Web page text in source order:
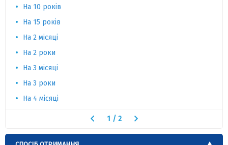
На 10 років
На 15 років
На 2 місяці
На 2 роки
На 3 місяці
На 3 роки
На 4 місяці
1 / 2